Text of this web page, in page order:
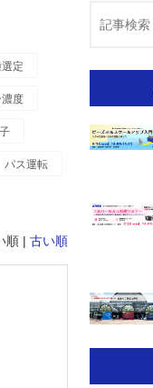
定
濃度
パス運転
順 | 古い順